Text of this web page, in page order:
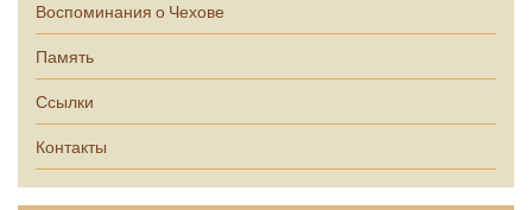
Воспоминания о Чехове
Память
Ссылки
Контакты